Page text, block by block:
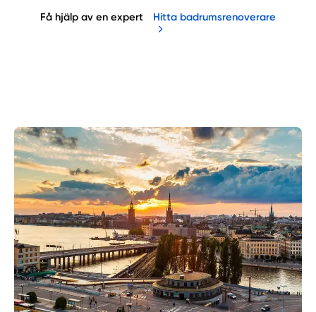
Få hjälp av en expert Hitta badrumsrenoverare